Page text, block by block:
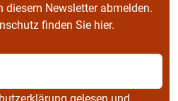
diesem Newsletter abmelden.
finden Sie hier.